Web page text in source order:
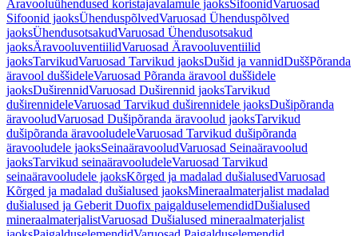
Äravooluühendused koristajavalamule jaoksSifoonidVaruosad
Sifoonid jaoksÜhenduspõlvedVaruosad Ühenduspõlved
jaoksÜhendusotsakudVaruosad Ühendusotsakud
jaoksÄravooluventiilidVaruosad Äravooluventiilid
jaoksTarvikudVaruosad Tarvikud jaoksDušid ja vannidDuššPõranda
äravool duššideleVaruosad Põranda äravool duššidele
jaoksDuširennidVaruosad Duširennid jaoksTarvikud
duširennideleVaruosad Tarvikud duširennidele jaoksDušipõranda
äravooludVaruosad Dušipõranda äravoolud jaoksTarvikud
dušipõranda äravooludeleVaruosad Tarvikud dušipõranda
äravooludele jaoksSeinaäravooludVaruosad Seinaäravoolud
jaoksTarvikud seinaäravooludeleVaruosad Tarvikud
seinaäravooludele jaoksKõrged ja madalad dušialusedVaruosad
Kõrged ja madalad dušialused jaoksMineraalmaterjalist madalad
dušialused ja Geberit Duofix paigalduselemendidDušialused
mineraalmaterjalistVaruosad Dušialused mineraalmaterjalist